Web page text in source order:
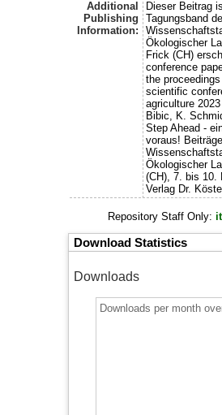
Additional
Publishing
Information:
Dieser Beitrag
Tagungsband
Ökologischer
Frick (CH)
conference
the
scientific
agriculture
Bibic, K.
Step Ahead -
voraus!
Ökologischer
(CH), 7. bis 10.
Verlag Dr.
Repository Staff Only:
Download Statistics
Downloads
Downloads per month